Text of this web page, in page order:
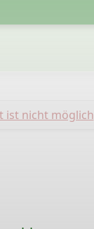
ist nicht möglich